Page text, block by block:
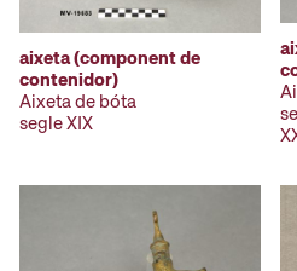
aixeta (component de
contenidor)
Aixeta de bóta
segle XIX